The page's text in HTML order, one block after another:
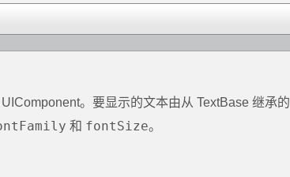
。要显示的文本由从 TextBase 继承的
和 fontSize。